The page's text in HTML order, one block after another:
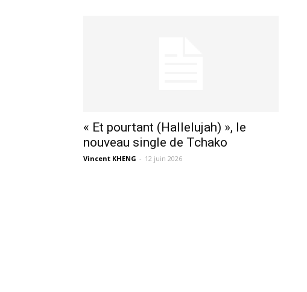
« Et pourtant (Hallelujah) », le
nouveau single de Tchako
Vincent KHENG - 12 juin 2026